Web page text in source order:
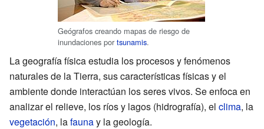
Geógrafos creando mapas de riesgo de
inundaciones por tsunamis.
La geografía física estudia los procesos y fenómenos
naturales de la Tierra, sus características físicas y el
ambiente donde interactúan los seres vivos. Se enfoca en
analizar el relieve, los ríos y lagos (hidrografía), el clima, la
vegetación, lafaunay la geología.